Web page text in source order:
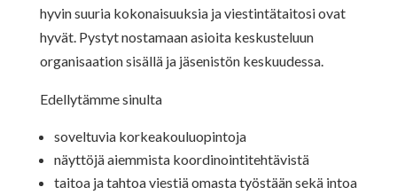
hyvin suuria kokonaisuuksia ja viestintätaitosi ovat
hyvät. Pystyt nostamaan asioita keskusteluun
organisaation sisällä ja jäsenistön keskuudessa.
Edellytämme sinulta
soveltuvia korkeakouluopintoja
näyttöjä aiemmista koordinointitehtävistä
taitoa ja tahtoa viestiä omasta työstään sekä intoa